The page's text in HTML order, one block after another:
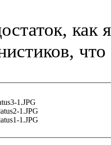
как
1.JPG
1.JPG
1.JPG